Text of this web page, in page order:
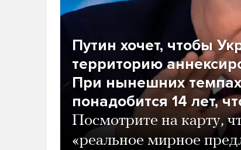
Путин хочет, чтобы
территорию
При нынешних
понадобится 14 лет,
Посмотрите на карту,
«реальное мирное